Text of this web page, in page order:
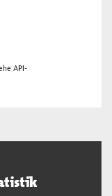
API-